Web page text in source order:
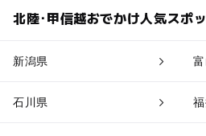
北陸･甲信越おでかけ人気スポ
新潟県
石川県